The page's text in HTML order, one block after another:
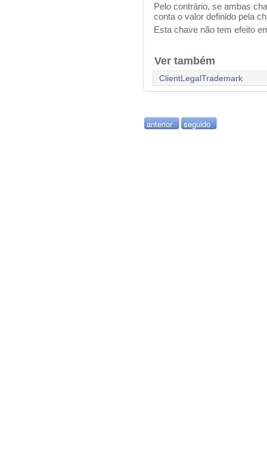
Pelo contrário, se ambas
conta o valor definido pela
Esta chave não tem efeito
Ver também
ClientLegalTrademark
anterior seguido